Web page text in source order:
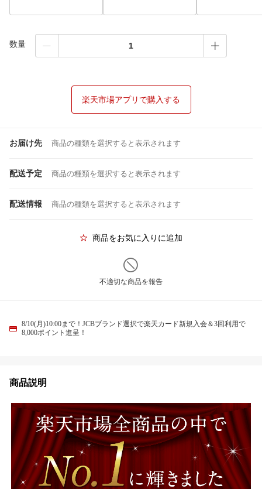
数量
楽天市場アプリで購入する
お届け先 商品の種類を選択すると表示されます
配送予定 商品の種類を選択すると表示されます
配送情報 商品の種類を選択すると表示されます
商品をお気に入りに追加
不適切な商品を報告
8/10(月)10:00まで！JCBブランド選択で楽天カード新規入会＆3回利用で
8,000ポイント進呈！
商品説明